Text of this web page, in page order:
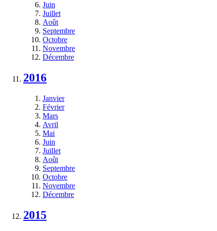
Juin
Juillet
Août
Septembre
Octobre
Novembre
Décembre
2016
Janvier
Février
Mars
Avril
Mai
Juin
Juillet
Août
Septembre
Octobre
Novembre
Décembre
2015